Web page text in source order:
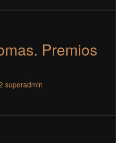
Premios
superadmin